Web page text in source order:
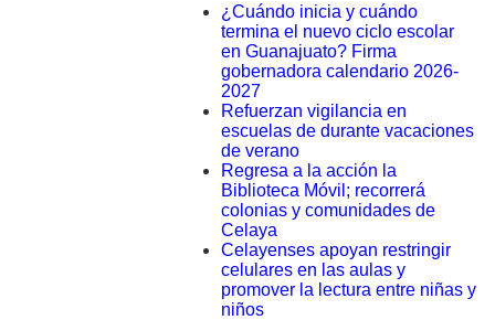
¿Cuándo inicia y cuándo
termina el nuevo ciclo escolar
en Guanajuato? Firma
gobernadora calendario 2026-
2027
Refuerzan vigilancia en
escuelas de durante vacaciones
de verano
Regresa a la acción la
Biblioteca Móvil; recorrerá
colonias y comunidades de
Celaya
Celayenses apoyan restringir
celulares en las aulas y
promover la lectura entre niñas y
niños